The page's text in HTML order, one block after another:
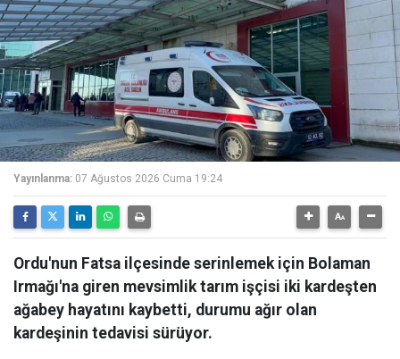
Yayınlanma: 07 Ağustos 2026 Cuma 19:24
Ordu'nun Fatsa ilçesinde serinlemek için Bolaman
Irmağı'na giren mevsimlik tarım işçisi iki kardeşten
ağabey hayatını kaybetti, durumu ağır olan
kardeşinin tedavisi sürüyor.